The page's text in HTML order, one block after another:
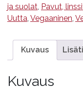
ja suolat Pavut,
Uutta Vegaaninen
Kuvaus
Kuvaus